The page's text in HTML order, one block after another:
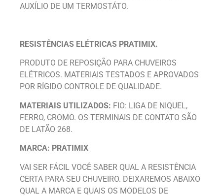
AUXÍLIO DE UM TERMOSTÁTO.
RESISTÊNCIAS ELÉTRICAS PRATIMIX.
PRODUTO DE REPOSIÇÃO PARA CHUVEIROS
ELÉTRICOS. MATERIAIS TESTADOS E APROVADOS
POR RÍGIDO CONTROLE DE QUALIDADE.
MATERIAIS UTILIZADOS: FIO: LIGA DE NIQUEL,
FERRO, CROMO. OS TERMINAIS DE CONTATO SÃO
DE LATÃO 268.
MARCA: PRATIMIX
VAI SER FÁCIL VOCÊ SABER QUAL A RESISTÊNCIA
CERTA PARA SEU CHUVEIRO. DEIXAREMOS ABAIXO
QUAL A MARCA E QUAIS OS MODELOS DE